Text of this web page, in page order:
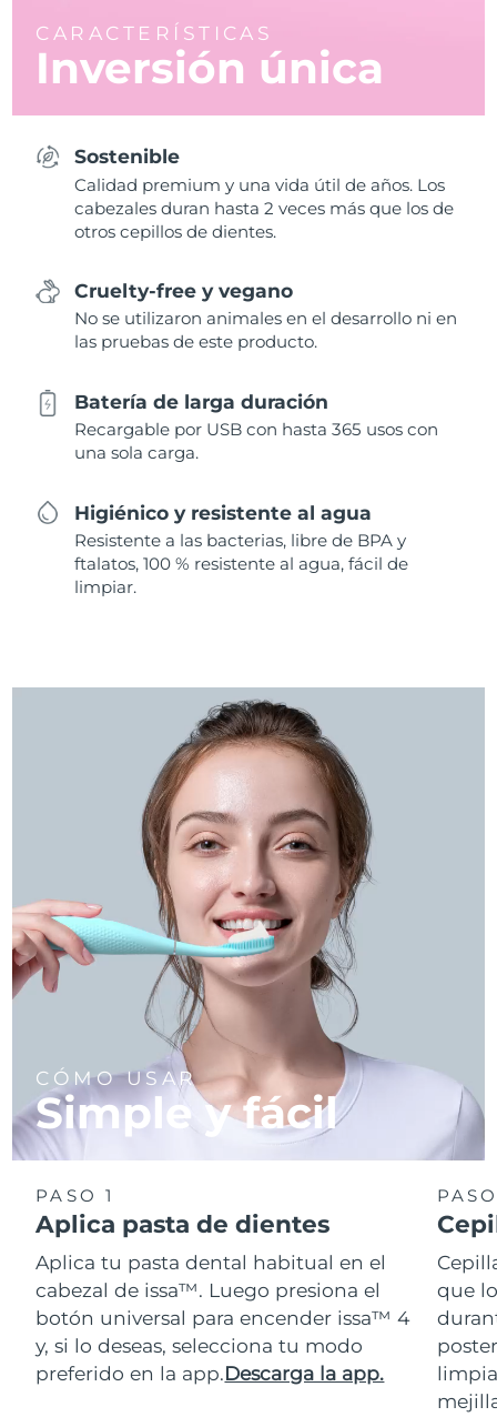
CARACTERÍSTICAS
Inversión única
Sostenible
Calidad premium y una vida útil de años. Los
cabezales duran hasta 2 veces más que los de
otros cepillos de dientes.
Cruelty-free y vegano
No se utilizaron animales en el desarrollo ni en
las pruebas de este producto.
Batería de larga duración
Recargable por USB con hasta 365 usos con
una sola carga.
Higiénico y resistente al agua
Resistente a las bacterias, libre de BPA y
ftalatos, 100 % resistente al agua, fácil de
limpiar.
CÓMO USAR
Simple y fácil
PASO 1
Aplica pasta de dientes
Aplica tu pasta dental habitual en el
cabezal de issa™. Luego presiona el
botón universal para encender issa™ 4
y, si lo deseas, selecciona tu modo
preferido en la app.Descarga la app.
que